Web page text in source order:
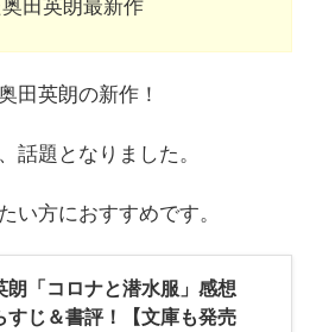
田英朗最新作
田英朗の新作！
話題となりました。
い方におすすめです。
朗「コロナと潜水服」感想
すじ＆書評！【文庫も発売